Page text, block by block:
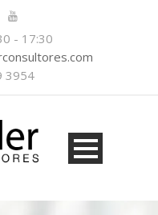
- 17:30
3954